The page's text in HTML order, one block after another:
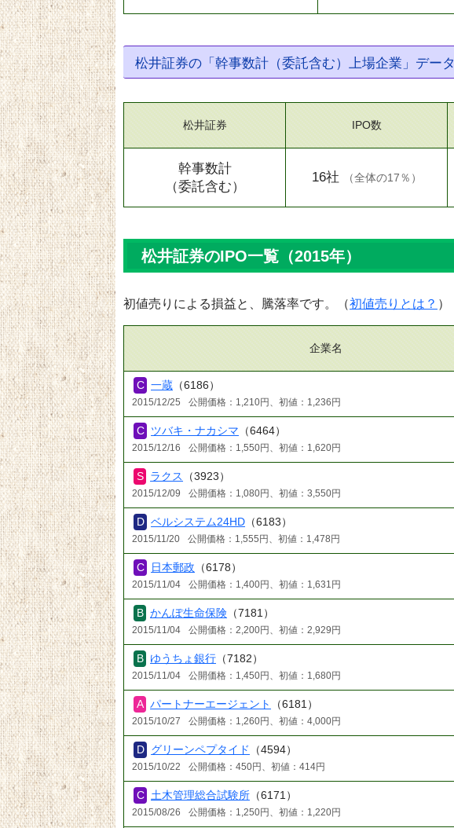
松井証券の「幹事数計（委託含む）上場企業」データ
松井証券
幹事数計
（委託含む）
IPO数
16社 （全体の17％ ）
松井証券のIPO一覧（2015年）
初値売りによる損益と、騰落率です。（初値売りとは？ ）
企業名
一蔵 （6186）
2015/12/25 公開価格：1,210円、初値：1,236円
ツバキ・ナカシマ （6464）
2015/12/16 公開価格：1,550円、初値：1,620円
ラクス （3923）
2015/12/09 公開価格：1,080円、初値：3,550円
ベルシステム24HD （6183）
2015/11/20 公開価格：1,555円、初値：1,478円
日本郵政 （6178）
2015/11/04 公開価格：1,400円、初値：1,631円
かんぽ生命保険 （7181）
2015/11/04 公開価格：2,200円、初値：2,929円
ゆうちょ銀行 （7182）
2015/11/04 公開価格：1,450円、初値：1,680円
パートナーエージェント （6181）
2015/10/27 公開価格：1,260円、初値：4,000円
グリーンペプタイド （4594）
2015/10/22 公開価格：450円、初値：414円
土木管理総合試験所 （6171）
2015/08/26 公開価格：1,250円、初値：1,220円